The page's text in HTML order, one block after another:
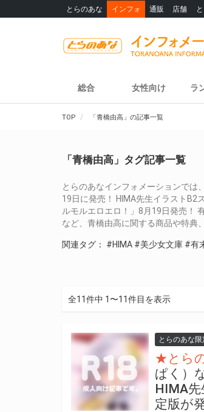
とらのあな インフォ 通販 店舗
総合 女性向け ラ
TOP 「青橋由高」の記事一覧
「青橋由高」タグ記事一覧
とらのあなインフォメーションでは
19日に発売！ HIMA先生イラストB2
ルモルエロエロ！」8月19日発売！
など、青橋由高に関する商品や特典
関連タグ： #HIMA #美少女文庫 #有
全11件中 1〜11件目を表示
とらのあな限
★とら
ぱく）
HIMA
定版が